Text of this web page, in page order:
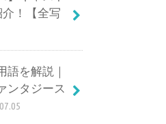
！【全写
語を解説｜
ンタジース